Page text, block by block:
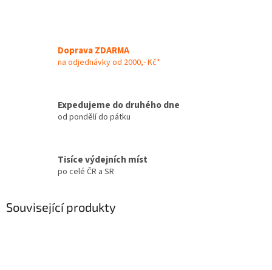
Doprava ZDARMA
na odjednávky od 2000,- Kč*
Expedujeme do druhého dne
od pondělí do pátku
Tisíce výdejních míst
po celé ČR a SR
Související produkty